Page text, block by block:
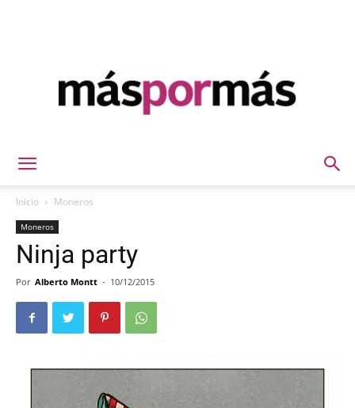
Inicio Moneros
Moneros
Ninja party
Por Alberto Montt - 10/12/2015